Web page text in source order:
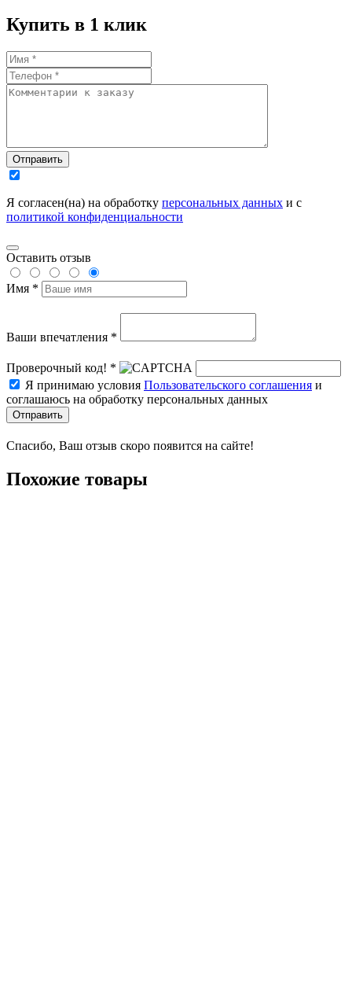
Купить в 1 клик
Отправить
Я согласен(на) на обработку персональных данных и с
политикой конфиденциальности
Оставить отзыв
Имя *
Ваши впечатления *
Проверочный код! *
Я принимаю условия Пользовательского соглашения и
соглашаюсь на обработку персональных данных
Отправить
Спасибо, Ваш отзыв скоро появится на сайте!
Похожие товары